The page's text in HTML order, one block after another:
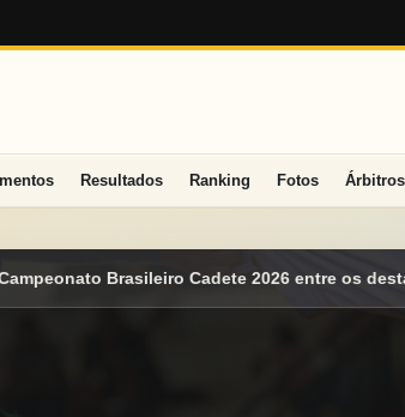
Resultados Ranking Fotos Árbitros
os destaques nacionais Mato Grosso do